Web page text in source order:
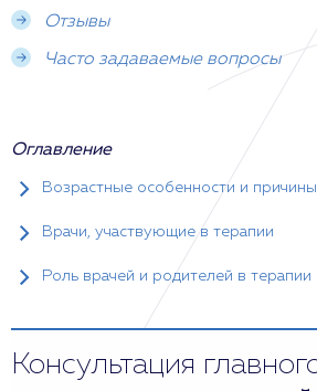
Отзывы
Часто задаваемые вопросы
Оглавление
Возрастные особенности и
Врачи, участвующие в терапии
Роль врачей и родителей в терапии
Консультация